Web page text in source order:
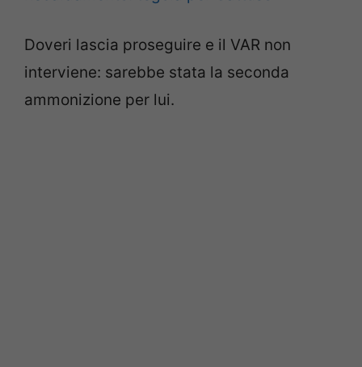
Doveri lascia proseguire e il VAR non
interviene: sarebbe stata la seconda
ammonizione per lui.